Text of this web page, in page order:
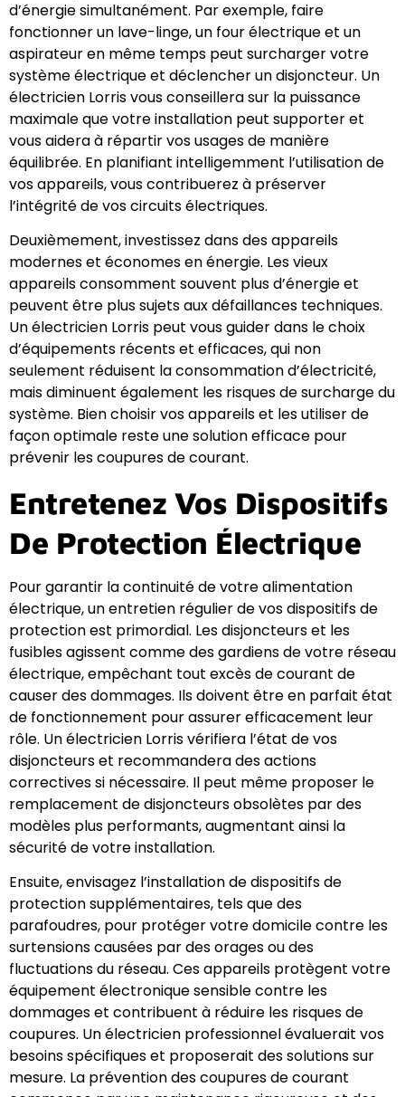
d’énergie simultanément. Par exemple, faire
fonctionner un lave-linge, un four électrique et un
aspirateur en même temps peut surcharger votre
système électrique et déclencher un disjoncteur. Un
électricien Lorris vous conseillera sur la puissance
maximale que votre installation peut supporter et
vous aidera à répartir vos usages de manière
équilibrée. En planifiant intelligemment l’utilisation de
vos appareils, vous contribuerez à préserver
l’intégrité de vos circuits électriques.
Deuxièmement, investissez dans des appareils
modernes et économes en énergie. Les vieux
appareils consomment souvent plus d’énergie et
peuvent être plus sujets aux défaillances techniques.
Un électricien Lorris peut vous guider dans le choix
d’équipements récents et efficaces, qui non
seulement réduisent la consommation d’électricité,
mais diminuent également les risques de surcharge du
système. Bien choisir vos appareils et les utiliser de
façon optimale reste une solution efficace pour
prévenir les coupures de courant.
Entretenez Vos Dispositifs
De Protection Électrique
Pour garantir la continuité de votre alimentation
électrique, un entretien régulier de vos dispositifs de
protection est primordial. Les disjoncteurs et les
fusibles agissent comme des gardiens de votre réseau
électrique, empêchant tout excès de courant de
causer des dommages. Ils doivent être en parfait état
de fonctionnement pour assurer efficacement leur
rôle. Un électricien Lorris vérifiera l’état de vos
disjoncteurs et recommandera des actions
correctives si nécessaire. Il peut même proposer le
remplacement de disjoncteurs obsolètes par des
modèles plus performants, augmentant ainsi la
sécurité de votre installation.
Ensuite, envisagez l’installation de dispositifs de
protection supplémentaires, tels que des
parafoudres, pour protéger votre domicile contre les
surtensions causées par des orages ou des
fluctuations du réseau. Ces appareils protègent votre
équipement électronique sensible contre les
dommages et contribuent à réduire les risques de
coupures. Un électricien professionnel évaluerait vos
besoins spécifiques et proposerait des solutions sur
mesure. La prévention des coupures de courant